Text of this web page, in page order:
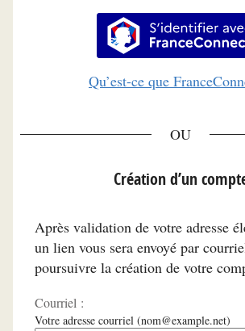
Qu’est-ce que
Création d’un
Après validation de votre adresse
un lien vous sera envoyé par
poursuivre la création de votre
Courriel :
Votre adresse courriel (nom@example.net)